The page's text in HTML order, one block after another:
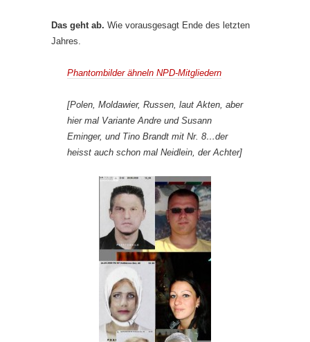
Das geht ab. Wie vorausgesagt Ende des letzten
Jahres.
Phantombilder ähneln NPD-Mitgliedern
[Polen, Moldawier, Russen, laut Akten, aber
hier mal Variante Andre und Susann
Eminger, und Tino Brandt mit Nr. 8…der
heisst auch schon mal Neidlein, der Achter]